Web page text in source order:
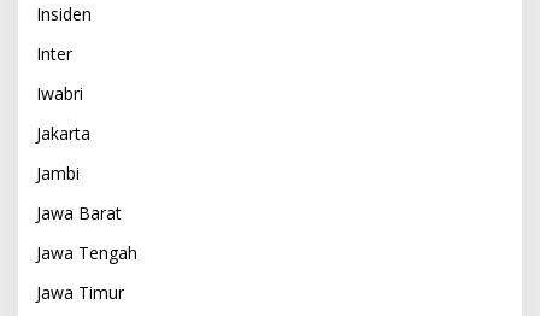
Insiden
Inter
Iwabri
Jakarta
Jambi
Jawa Barat
Jawa Tengah
Jawa Timur